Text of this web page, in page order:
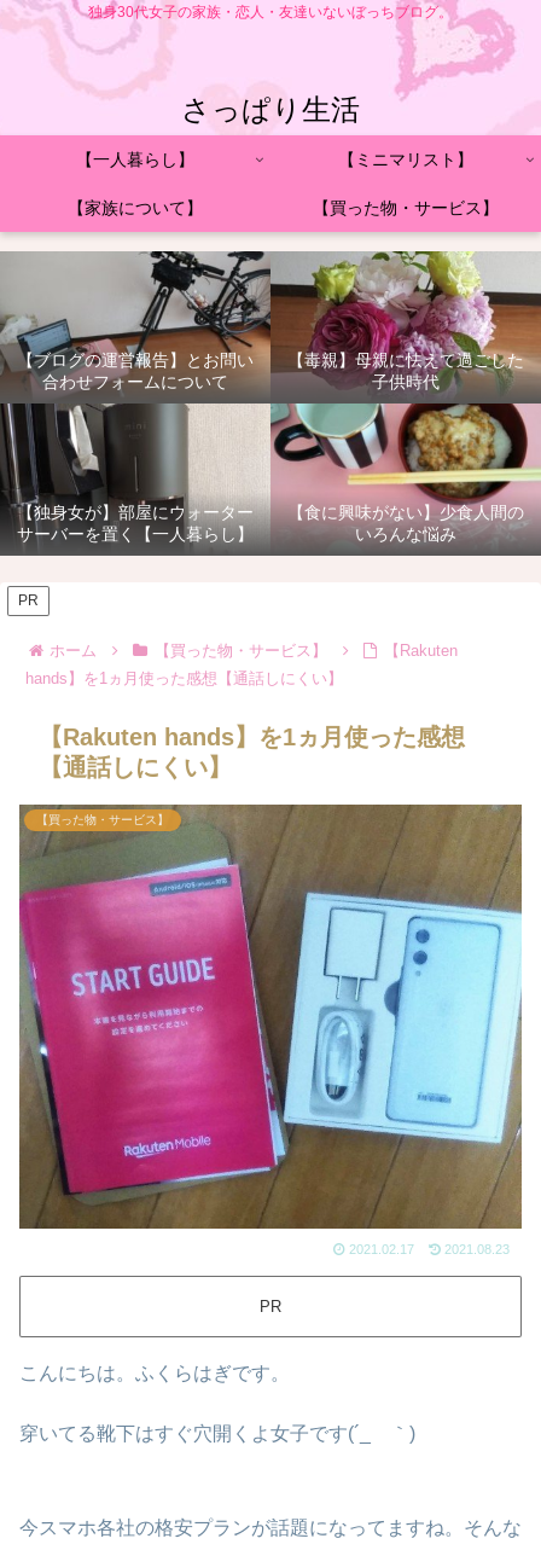
独身30代女子の家族・恋人・友達いないぼっちブログ。
さっぱり生活
【一人暮らし】 【ミニマリスト】
【家族について】 【買った物・サービス】
【ブログの運営報告】とお問い
合わせフォームについて
【毒親】母親に怯えて過ごした
子供時代
【独身女が】部屋にウォーター
サーバーを置く【一人暮らし】
【食に興味がない】少食人間の
いろんな悩み
PR
ホーム 【買った物・サービス】
【Rakuten
hands】を1ヵ月使った感想【通話しにくい】
【Rakuten hands】を1ヵ月使った感想
【通話しにくい】
【買った物・サービス】
2021.02.17 2021.08.23
PR
こんにちは。ふくらはぎです。
穿いてる靴下はすぐ穴開くよ女子です(´_ゝ｀)
今スマホ各社の格安プランが話題になってますね。そんな